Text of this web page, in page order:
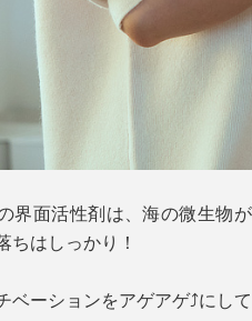
界面活性剤は、海の微生物
ちはしっかり！
ベーションをアゲアゲ⤴︎にし